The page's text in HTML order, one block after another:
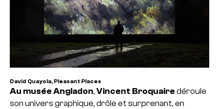
David Quayola, Pleasant Places
Au musée Angladon, Vincent Broquaire déroule
son univers graphique, drôle et surprenant, en